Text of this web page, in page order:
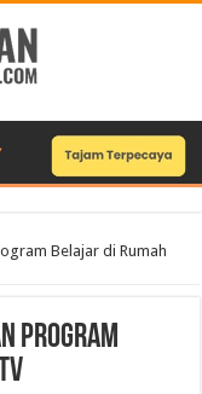
Belajar di Rumah
Program